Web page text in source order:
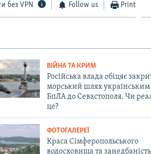
без VPN Follow us Print
ВІЙНА ТА КРИМ
Російська влада обіцяє
морський шлях українським
БпЛА до Севастополя. Чи
це?
ФОТОГАЛЕРЕЇ
Краса Сімферопольського
водосховища та занедбаність